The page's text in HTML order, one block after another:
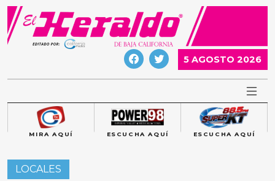
Skip
content
5 AGOSTO 2026
MIRA AQUÍ ESCUCHA AQUÍ ESCUCHA AQUÍ
LOCALES